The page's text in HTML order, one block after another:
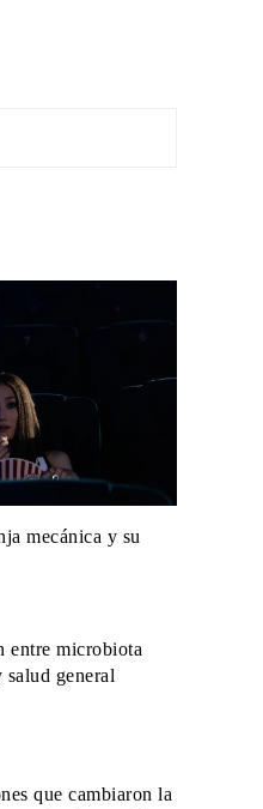
mecánica y su
entre microbiota
general
que cambiaron la